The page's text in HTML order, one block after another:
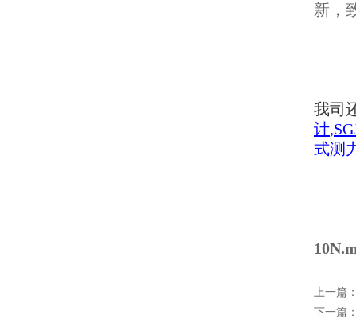
新，
我司
计,
式测
上一篇
下一篇